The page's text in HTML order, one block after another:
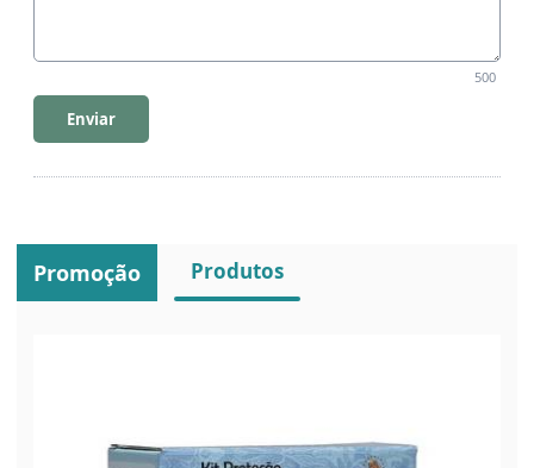
500
Enviar
Promoção Produtos